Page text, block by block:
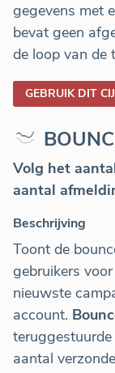
gegevens met
bevat geen
de loop van de
GEBRUIK DIT
Volg het
aantal
Beschrijving
Toont de
gebruikers
nieuwste
account.
aantal